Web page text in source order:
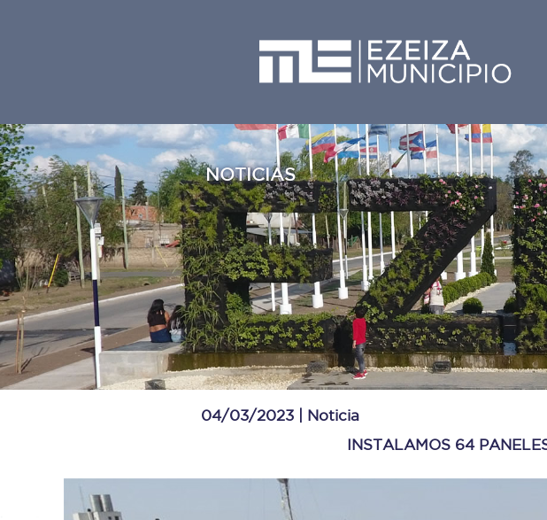
NOTICIAS
04/03/2023 | Noticia
INSTALAMOS 64